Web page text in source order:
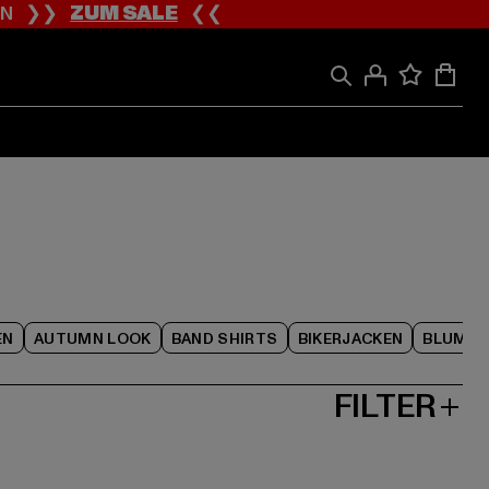
❯❯ZUM SALE❮❮
AUTUMN LOOK BAND SHIRTS BIKERJACKEN
FILTER